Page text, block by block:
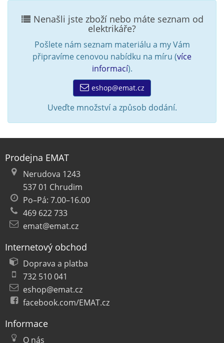
Nenašli jste zboží nebo máte seznam od
elektrikáře?
Pošlete nám seznam materiálu a my Vám
připravíme cenovou nabídku na míru (více
informací).
eshop@emat.cz
Uveďte množství a způsob dodání.
Prodejna EMAT
Nerudova 1243
537 01 Chrudim
Po–Pá: 7.00–16.00
469 622 733
emat@emat.cz
Internetový obchod
Doprava a platba
732 510 041
eshop@emat.cz
facebook.com/EMAT.cz
Informace
O nás